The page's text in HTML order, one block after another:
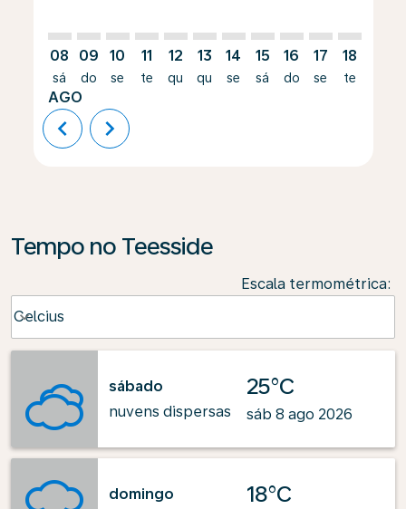
08
sá
AGO
09
do
10
se
11
te
12
qu
13
qu
14
se
15
sá
16
do
17
se
18
te
chevron_left chevron_right
Tempo no Teesside
Escala termométrica:
Celcius
keyboard_arrow_down
sábado
nuvens dispersas
25°C
sáb 8 ago 2026
domingo
18°C